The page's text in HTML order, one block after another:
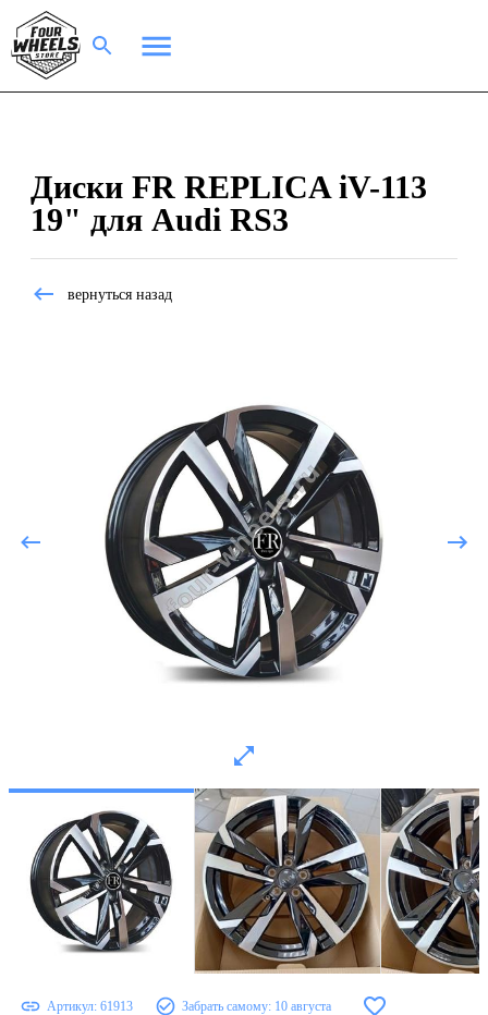
Диски FR REPLICA iV-113
19" для Audi RS3
вернуться назад
Артикул: 61913 Забрать самому: 10 августа